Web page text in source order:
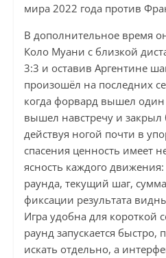
мира 2022 года против
В дополнительное время
Коло Муани с близкой
3:3 и оставив Аргентине
произошёл на последних
когда форвард вышел
вышел навстречу и
действуя ногой почти в
спасения ценность имеет
ясность каждого движения:
раунда, текущий шаг,
фиксации результата
Игра удобна для короткой
раунд запускается быстро,
искать отдельно, а